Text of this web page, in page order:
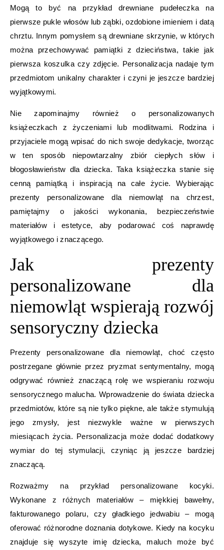
Mogą to być na przykład drewniane pudełeczka na
pierwsze pukle włosów lub ząbki, ozdobione imieniem i datą
chrztu. Innym pomysłem są drewniane skrzynie, w których
można przechowywać pamiątki z dzieciństwa, takie jak
pierwsza koszulka czy zdjęcie. Personalizacja nadaje tym
przedmiotom unikalny charakter i czyni je jeszcze bardziej
wyjątkowymi.
Nie zapominajmy również o personalizowanych
książeczkach z życzeniami lub modlitwami. Rodzina i
przyjaciele mogą wpisać do nich swoje dedykacje, tworząc
w ten sposób niepowtarzalny zbiór ciepłych słów i
błogosławieństw dla dziecka. Taka książeczka stanie się
cenną pamiątką i inspiracją na całe życie. Wybierając
prezenty personalizowane dla niemowląt na chrzest,
pamiętajmy o jakości wykonania, bezpieczeństwie
materiałów i estetyce, aby podarować coś naprawdę
wyjątkowego i znaczącego.
Jak prezenty
personalizowane dla
niemowląt wspierają rozwój
sensoryczny dziecka
Prezenty personalizowane dla niemowląt, choć często
postrzegane głównie przez pryzmat sentymentalny, mogą
odgrywać również znaczącą rolę we wspieraniu rozwoju
sensorycznego malucha. Wprowadzenie do świata dziecka
przedmiotów, które są nie tylko piękne, ale także stymulują
jego zmysły, jest niezwykle ważne w pierwszych
miesiącach życia. Personalizacja może dodać dodatkowy
wymiar do tej stymulacji, czyniąc ją jeszcze bardziej
znaczącą.
Rozważmy na przykład personalizowane kocyki.
Wykonane z różnych materiałów – miękkiej bawełny,
fakturowanego polaru, czy gładkiego jedwabiu – mogą
oferować różnorodne doznania dotykowe. Kiedy na kocyku
znajduje się wyszyte imię dziecka, maluch może być